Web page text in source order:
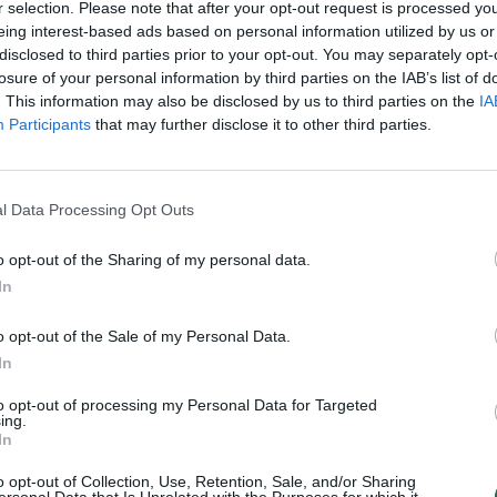
selection. Please note that after your opt-out request is processed
interest-based ads based on personal information utilized by us
to third parties prior to your opt-out. You may separately
of your personal information by third parties on the IAB’s list of
This information may also be disclosed by us to third parties on the
Participants that may further disclose it to other third parties.
Data Processing Opt Outs
opt-out of the Sharing of my personal data.
opt-out of the Sale of my Personal Data.
opt-out of processing my Personal Data for Targeted
opt-out of Collection, Use, Retention, Sale, and/or Sharing
Kelias Žinios Naujienos
Visi įrašai
į
„Žinios“ 2026-08-08
klausimų: du pastebėti virš karinės bazės